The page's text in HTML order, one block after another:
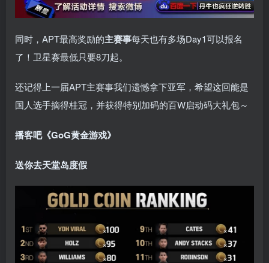
同时，APT最高奖励的主赛事每天也有多场Day1可以报名
了！卫星赛最低只要8刀起。
还记得上一届APT主赛事我们遗憾拿下亚军，希望这回能是
国人选手摘得桂冠，并获得特别加码的百W启动码大礼包～
播客吧《GoG黄金游戏》
送你去天堂岛度假